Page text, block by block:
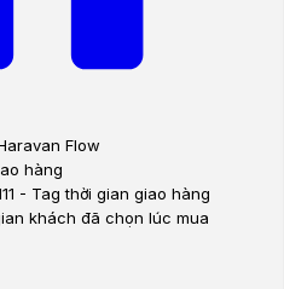
Flow
hàng
- Tag thời gian giao hàng
khách đã chọn lúc mua